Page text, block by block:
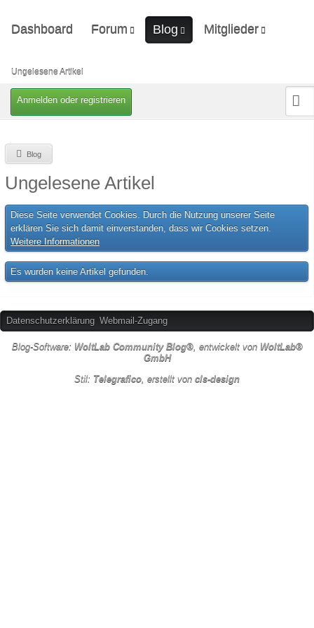
Anmelden oder registrieren
Dashboard Forum Blog Mitglieder
Ungelesene Artikel
Blog
Ungelesene Artikel
Diese Seite verwendet Cookies. Durch die Nutzung unserer Seite
erklären Sie sich damit einverstanden, dass wir Cookies setzen.
Weitere Informationen
Es wurden keine Artikel gefunden.
Datenschutzerklärung Webmail-Zugang
Blog-Software: WoltLab Community Blog®, entwickelt von WoltLab®
GmbH
Stil: Telegrafico, erstellt von cls-design